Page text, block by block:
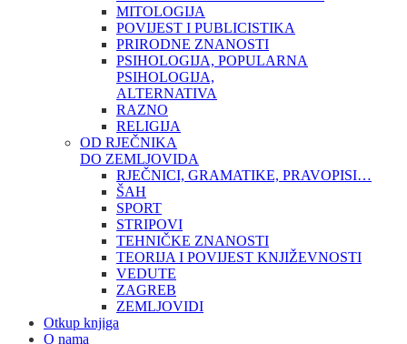
MITOLOGIJA
POVIJEST I PUBLICISTIKA
PRIRODNE ZNANOSTI
PSIHOLOGIJA, POPULARNA
PSIHOLOGIJA,
ALTERNATIVA
RAZNO
RELIGIJA
OD RJEČNIKA
DO ZEMLJOVIDA
RJEČNICI, GRAMATIKE, PRAVOPISI…
ŠAH
SPORT
STRIPOVI
TEHNIČKE ZNANOSTI
TEORIJA I POVIJEST KNJIŽEVNOSTI
VEDUTE
ZAGREB
ZEMLJOVIDI
Otkup knjiga
O nama